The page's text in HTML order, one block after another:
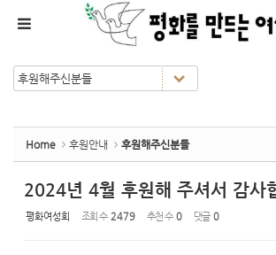
Home 후원안내 후원해주신분들
2024년 4월 후원해 주셔서 감사
평화여성회 조회 수 2479 추천 수 0 댓글 0